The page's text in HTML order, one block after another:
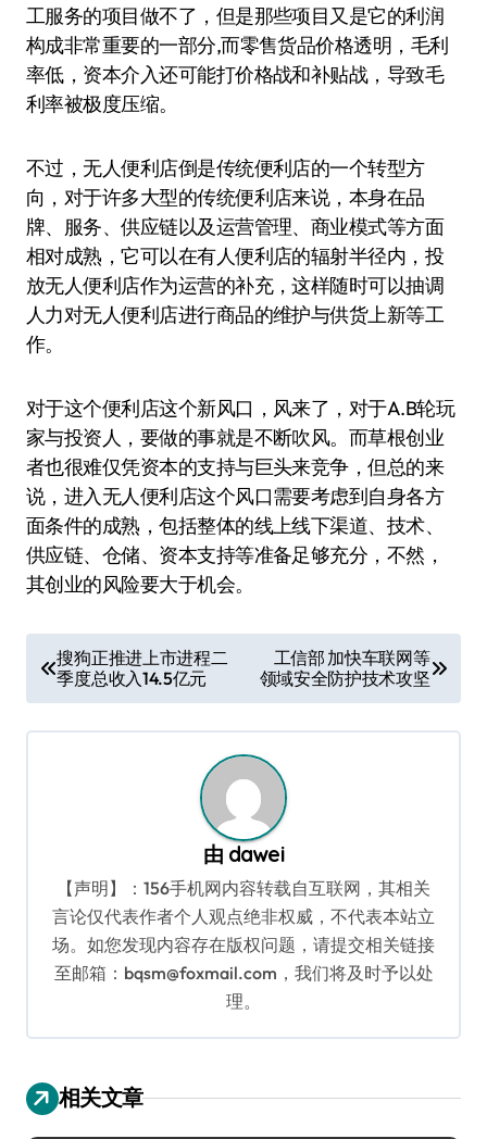
工服务的项目做不了，但是那些项目又是它的利润
构成非常重要的一部分,而零售货品价格透明，毛利
率低，资本介入还可能打价格战和补贴战，导致毛
利率被极度压缩。
不过，无人便利店倒是传统便利店的一个转型方
向，对于许多大型的传统便利店来说，本身在品
牌、服务、供应链以及运营管理、商业模式等方面
相对成熟，它可以在有人便利店的辐射半径内，投
放无人便利店作为运营的补充，这样随时可以抽调
人力对无人便利店进行商品的维护与供货上新等工
作。
对于这个便利店这个新风口，风来了，对于A.B轮玩
家与投资人，要做的事就是不断吹风。而草根创业
者也很难仅凭资本的支持与巨头来竞争，但总的来
说，进入无人便利店这个风口需要考虑到自身各方
面条件的成熟，包括整体的线上线下渠道、技术、
供应链、仓储、资本支持等准备足够充分，不然，
其创业的风险要大于机会。
章
导
搜狗正推进上市进程二
季度总收入14.5亿元
工信部 加快车联网等
领域安全防护技术攻坚
由 dawei
【声明】：156手机网内容转载自互联网，其相关
言论仅代表作者个人观点绝非权威，不代表本站立
场。如您发现内容存在版权问题，请提交相关链接
至邮箱：bqsm@foxmail.com，我们将及时予以处
理。
相关文章